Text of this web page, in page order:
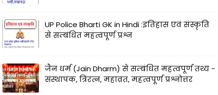
UP Police Bharti GK in Hindi :इतिहास एवं संस्कृति
से सम्बंधित महत्वपूर्ण प्रश्न
जैन धर्म (Jain Dharm) से सम्बंधित महत्वपूर्ण तथ्य -
संस्थापक, त्रिरत्न, महाव्रत, महत्वपूर्ण प्रश्नोत्तर